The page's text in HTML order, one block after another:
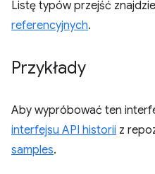
Listę typów przejść
referencyjnych.
Przykłady
Aby wypróbować ten
interfejsu API historii z
samples.